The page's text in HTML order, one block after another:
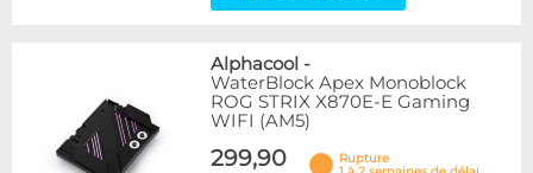
Alphacool -
WaterBlock Apex Monoblock
ROG STRIX X870E-E Gaming
WIFI (AM5)
299,90
Rupture